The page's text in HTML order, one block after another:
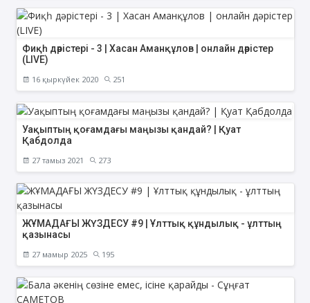
Фиқһ дәрістері - 3 | Хасан Аманқұлов | онлайн дәрістер
(LIVE)
16 қыркүйек 2020 251
Уақыптың қоғамдағы маңызы қандай? | Қуат
Қабдолда
27 тамыз 2021 273
ЖҰМАДАҒЫ ЖҮЗДЕСУ #9 | Ұлттық құндылық - ұлттың
қазынасы
27 мамыр 2025 195